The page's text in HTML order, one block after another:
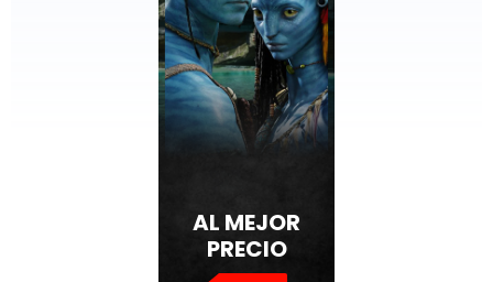
AL MEJOR
PRECIO